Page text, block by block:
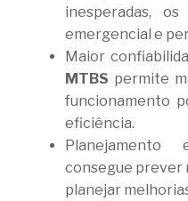
inesperadas,
emergencial e
Maior
MTBS permite
funcionamento
eficiência.
Planejamento
consegue prever
planejar